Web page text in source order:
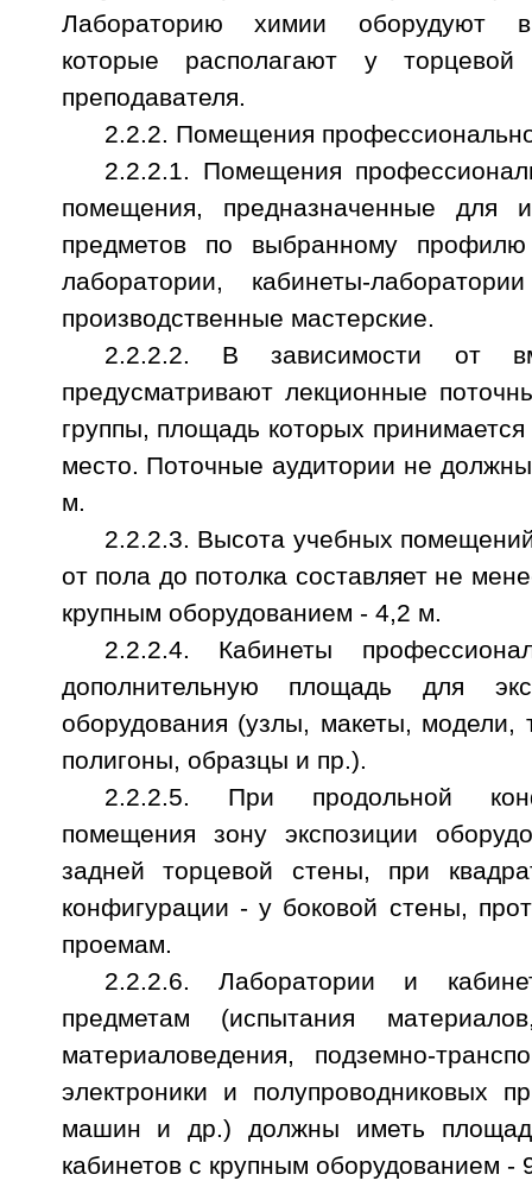
Лабораторию химии оборудуют
которые располагают у
преподавателя.
2.2.2. Помещения
2.2.2.1. Помещения
помещения, предназначенные для
предметов по выбранному профилю
лаборатории, кабинеты-
производственные мастерские.
2.2.2.2. В зависимости от
предусматривают лекционные
группы, площадь которых
место. Поточные аудитории не
м.
2.2.2.3. Высота учебных
от пола до потолка составляет не
крупным оборудованием - 4,2 м.
2.2.2.4. Кабинеты
дополнительную площадь для
оборудования (узлы, макеты,
полигоны, образцы и пр.).
2.2.2.5. При продольной
помещения зону экспозиции
задней торцевой стены, при
конфигурации - у боковой стены,
проемам.
2.2.2.6. Лаборатории и
предметам (испытания
материаловедения, подземно-
электроники и полупроводниковых
машин и др.) должны иметь
кабинетов с крупным оборудованием -